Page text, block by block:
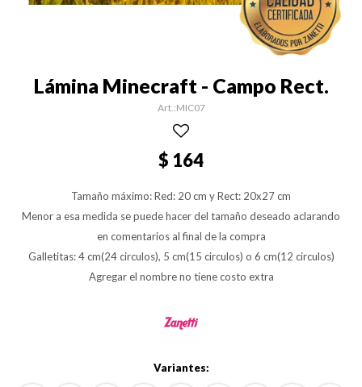
Lámina Minecraft - Campo Rect.
MIC07
$ 164
Tamaño máximo: Red: 20 cm y Rect: 20x27 cm
Menor a esa medida se puede hacer del tamaño deseado aclarando
en comentarios al final de la compra
Galletitas: 4 cm(24 circulos), 5 cm(15 circulos) o 6 cm(12 circulos)
Agregar el nombre no tiene costo extra
Variantes: